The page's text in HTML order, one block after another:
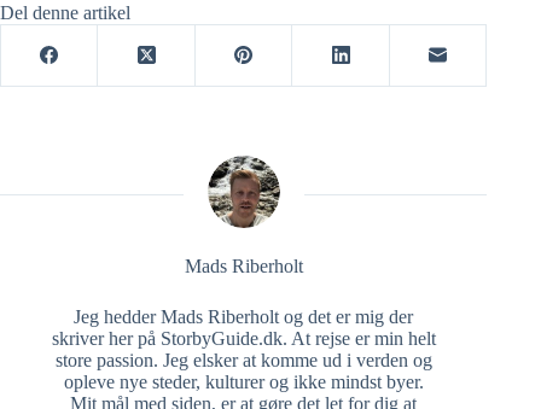
Del denne artikel
Mads Riberholt
Jeg hedder Mads Riberholt og det er mig der
skriver her på StorbyGuide.dk. At rejse er min helt
store passion. Jeg elsker at komme ud i verden og
opleve nye steder, kulturer og ikke mindst byer.
Mit mål med siden, er at gøre det let for dig at